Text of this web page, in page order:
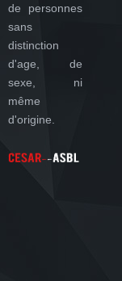
de personnes
sans
distinction
d'age, de
sexe, ni
même
d'origine.